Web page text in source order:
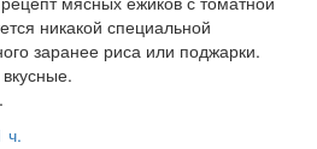
никакой специальной
заранее риса или поджарки.
ч.